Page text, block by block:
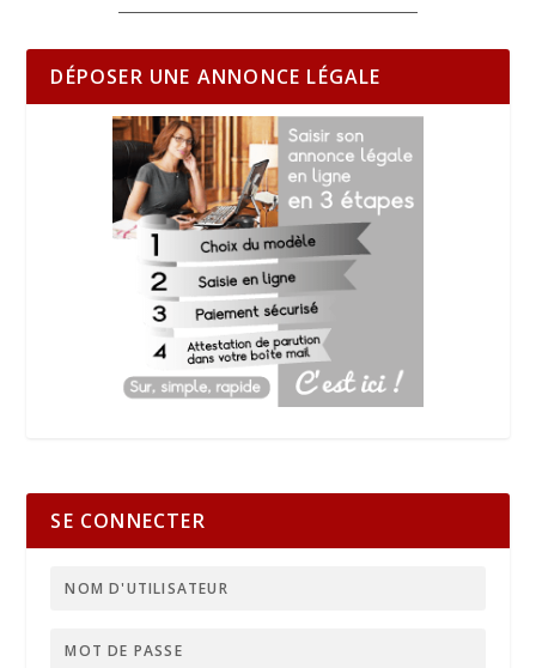
DÉPOSER UNE ANNONCE LÉGALE
SE CONNECTER